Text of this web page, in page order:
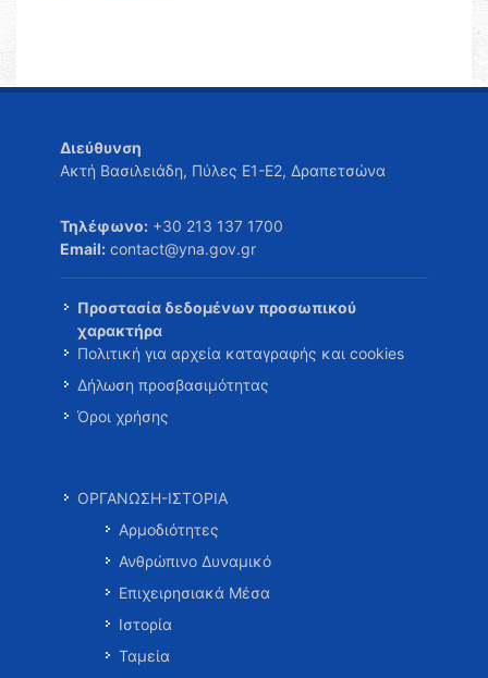
Διεύθυνση
Ακτή Βασιλειάδη, Πύλες Ε1-Ε2, Δραπετσώνα
Τηλέφωνο: +30 213 137 1700
Email: contact@yna.gov.gr
Προστασία δεδομένων προσωπικού
χαρακτήρα
Πολιτική για αρχεία καταγραφής και cookies
Δήλωση προσβασιμότητας
Όροι χρήσης
ΟΡΓΑΝΩΣΗ-ΙΣΤΟΡΙΑ
Αρμοδιότητες
Ανθρώπινο Δυναμικό
Επιχειρησιακά Μέσα
Ιστορία
Ταμεία